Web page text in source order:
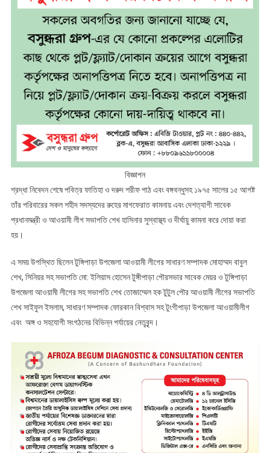
বিজ্ঞাপন
শ্রদ্ধা নিবেদন শেষে পবিত্র ফাতিহা ও দরুদ শরীফ পাঠ এবং বঙ্গবন্ধুসহ ১৯৭৫ সালের ১৫ আগষ্ট
তাঁর পরিবারের সকল শহীদ সদস্যদের রুহের মাগফেরাত কামনায় এবং দেশত্যাগী সাবেক
প্রধানমন্ত্রী ও আওয়ামী লীগ সভাপতি শেখ হাসিনার সুস্বাস্থ্য ও দীর্ঘায়ু কামনা করে দোয়া করা
হয়।
এ সময় উপস্থিত ছিলেন টুঙ্গিপাড়া উপজেলা আওয়ামী লীগের সাধারণ সম্পাদক মোহাম্মদ বাবুল
শেখ, সিনিয়র সহ সভাপতি মো: ইলিয়াস হোসেন টুঙ্গীপাড়া পৌরসভার সাবেক মেয়র ও টুঙ্গিপাড়া
উপজেলা আওয়ামী লীগের সহ সভাপতি শেখ তোজাম্মেল হক টুটুল পৌর আওয়ামী লীগের সভাপতি
শেখ সাইফুল ইসলাম, সাধারণ সম্পাদক ফোরকান বিশ্বাস সহ টুংগীপাড়া উপজেলা আওয়ামীলীগ
এবং অঙ্গ ও সহযোগী সংগঠনের বিভিন্ন পর্যায়ের নেতৃবৃন্দ।